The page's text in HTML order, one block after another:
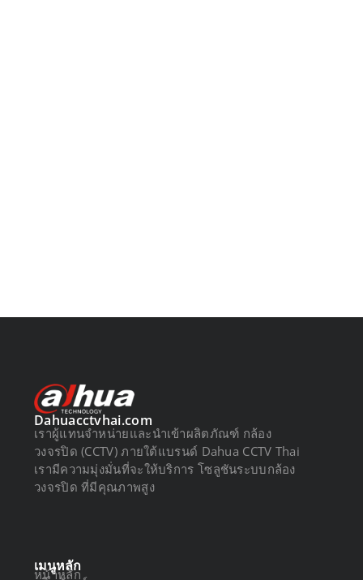
Dahuacctvhai.com
เราผู้แทนจำหน่ายและนำเข้าผลิตภัณฑ์ กล้อง
วงจรปิด (CCTV) ภายใต้แบรนด์ Dahua CCTV Thai
เรามีความมุ่งมั่นที่จะให้บริการ โซลูชันระบบกล้อง
วงจรปิด ที่มีคุณภาพสูง
เมนูหลัก
หน้าหลัก